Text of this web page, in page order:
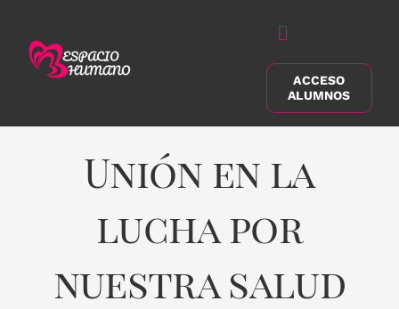
contenido
Alternar
navegación
Buscar:
ACCESO
ALUMNOS
Unión en la
lucha por
nuestra salud